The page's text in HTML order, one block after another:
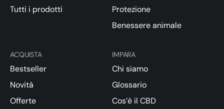
Tutti i prodotti
Protezione
Benessere animale
ACQUISTA
Bestseller
Novità
Offerte
IMPARA
Chi siamo
Glossario
Cos’è il CBD